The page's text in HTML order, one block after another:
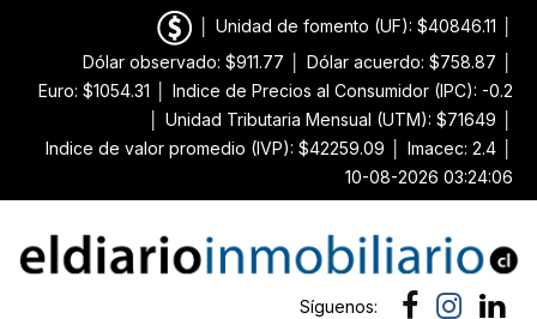
Unidad de fomento (UF): $40846.11
Dólar observado: $911.77
Dólar acuerdo: $758.87
Euro: $1054.31
Indice de Precios al Consumidor (IPC): -0.2
Unidad Tributaria Mensual (UTM): $71649
Indice de valor promedio (IVP): $42259.09
Imacec: 2.4
10-08-2026 03:24:06
Síguenos: